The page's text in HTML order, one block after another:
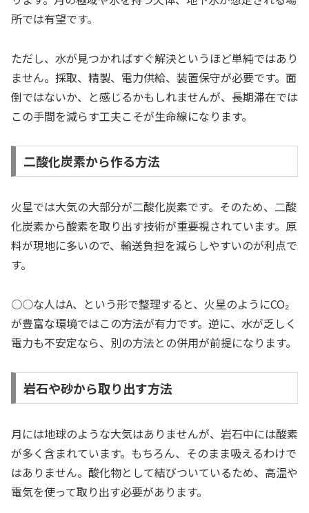
所では有望です。
ただし、水が見つかればすぐ解決というほど単純ではあり
ません。採取、精製、電力供給、装置保守が必要です。面
倒ではないか、と感じるかもしれませんが、長期滞在では
この手間を減らす工夫こそが生命線になります。
二酸化炭素から作る方法
火星では大気の大部分が二酸化炭素です。そのため、二酸
化炭素から酸素を取り出す技術が重要視されています。原
料が現地に多いので、輸送負担を減らしやすいのが利点で
す。
○○な人はA、という形で整理すると、火星のようにCO₂
が豊富な環境ではこの方法が有力です。逆に、水が乏しく
電力も不安定なら、別の方法との併用が前提になります。
岩石や砂から取り出す方法
月には地球のような大気はありませんが、岩石中には酸素
が多く含まれています。もちろん、そのまま吸えるわけで
はありません。酸化物として結びついているため、高温や
電気を使って取り出す必要があります。